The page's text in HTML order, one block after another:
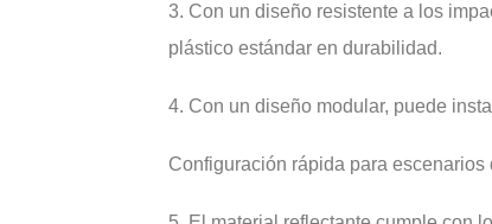
3. Con un diseño resistente a los
plástico estándar en durabilidad.
4. Con un diseño modular, puede
Configuración rápida para escenarios